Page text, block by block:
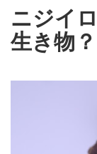
ニジイ
生き物？